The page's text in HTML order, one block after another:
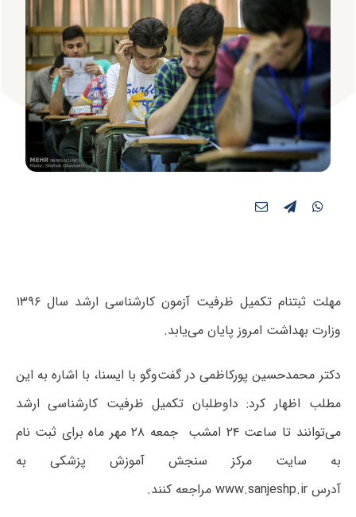
مهلت ثبت‎نام تکمیل ظرفیت آزمون کارشناسی ارشد سال ۱۳۹۶
وزارت بهداشت امروز پایان می‌یابد.
دکتر محمدحسین پورکاظمی در گفت‌وگو با ایسنا، با اشاره به این
مطلب اظهار کرد: داوطلبان تکمیل ظرفیت کارشناسی ارشد
می‌توانند تا ساعت ۲۴ امشب جمعه ۲۸ مهر ماه برای ثبت نام
به سایت مرکز سنجش آموزش پزشکی به
آدرس www.sanjeshp.irمراجعه کنند.